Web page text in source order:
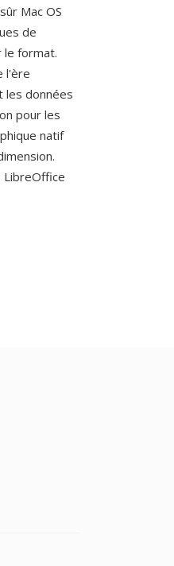
Mac OS
de
le format.
l'ère
les données
pour les
natif
LibreOffice